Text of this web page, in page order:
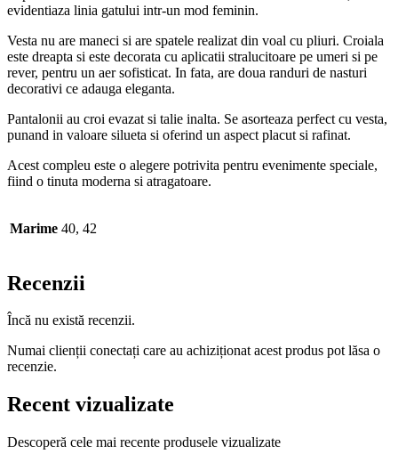
evidentiaza linia gatului intr-un mod feminin.
Vesta nu are maneci si are spatele realizat din voal cu pliuri. Croiala
este dreapta si este decorata cu aplicatii stralucitoare pe umeri si pe
rever, pentru un aer sofisticat. In fata, are doua randuri de nasturi
decorativi ce adauga eleganta.
Pantalonii au croi evazat si talie inalta. Se asorteaza perfect cu vesta,
punand in valoare silueta si oferind un aspect placut si rafinat.
Acest compleu este o alegere potrivita pentru evenimente speciale,
fiind o tinuta moderna si atragatoare.
Marime 40, 42
Recenzii
Încă nu există recenzii.
Numai clienții conectați care au achiziționat acest produs pot lăsa o
recenzie.
Recent vizualizate
Descoperă cele mai recente produsele vizualizate